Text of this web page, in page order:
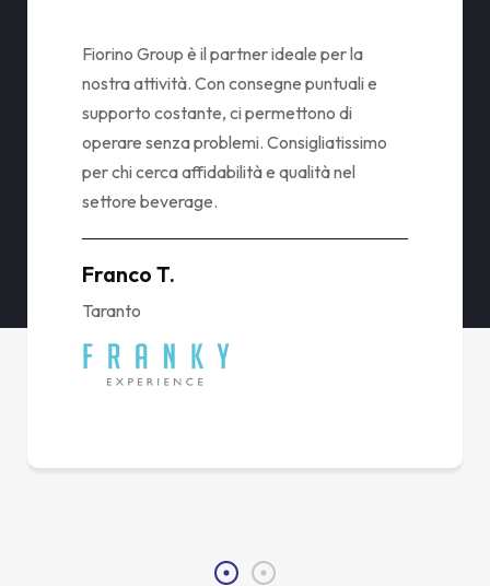
Fiorino Group si distingue per l'efficienza e
la professionalità del servizio offerto.
Grazie alle loro consegne puntuali e
all'assistenza costante, possiamo
concentrarci sul nostro lavoro senza
preoccupazioni. Un'esperienza ottima che
Giuseppe B.
Taranto